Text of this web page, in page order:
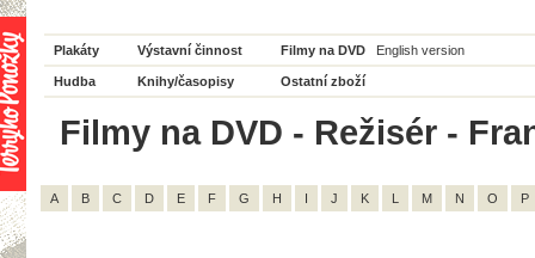
Plakáty Výstavní činnost Filmy na DVD English version
Hudba Knihy/časopisy Ostatní zboží
Filmy na DVD - Režisér -
A B C D E F G H I J K L M N O P